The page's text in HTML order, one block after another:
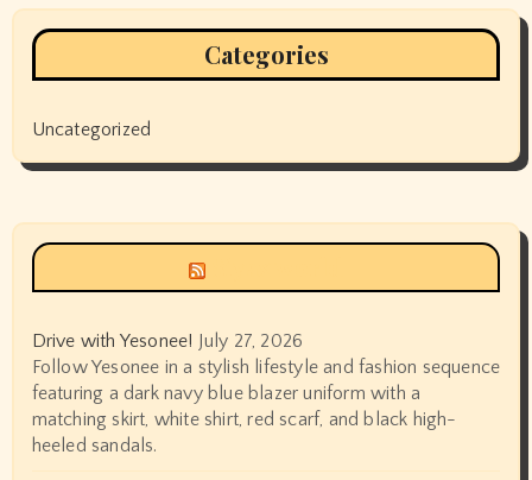
Categories
Uncategorized
Drive with Yesonee! July 27, 2026
Follow Yesonee in a stylish lifestyle and fashion sequence
featuring a dark navy blue blazer uniform with a
matching skirt, white shirt, red scarf, and black high-
heeled sandals.